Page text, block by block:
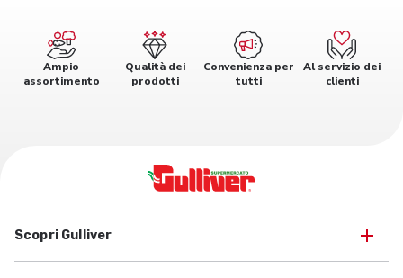
Ampio
assortimento
Qualità dei
prodotti
Convenienza per
tutti
Al servizio dei
clienti
Scopri Gulliver